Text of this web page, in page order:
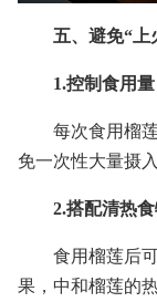
五、避免“上
1.控制食用量
每次食用榴
免一次性大量摄
2.搭配清热
食用榴莲后
果，中和榴莲的